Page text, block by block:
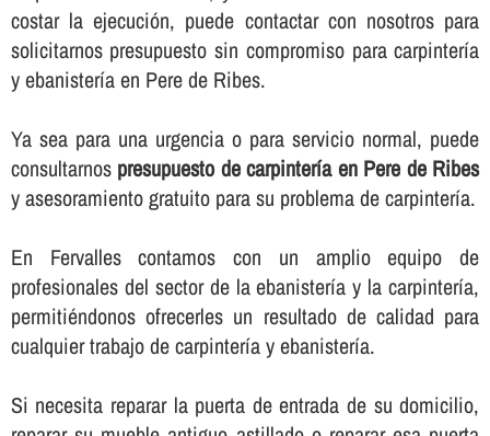
costar la ejecución, puede contactar con nosotros para
solicitarnos presupuesto sin compromiso para carpinterí­a
y ebanisterí­a en Pere de Ribes.
Ya sea para una urgencia o para servicio normal, puede
consultarnos presupuesto de carpinterí­a en Pere de Ribes
y asesoramiento gratuito para su problema de carpinterí­a.
En Fervalles contamos con un amplio equipo de
profesionales del sector de la ebanisterí­a y la carpinterí­a,
permitiéndonos ofrecerles un resultado de calidad para
cualquier trabajo de carpinterí­a y ebanisterí­a.
Si necesita reparar la puerta de entrada de su domicilio,